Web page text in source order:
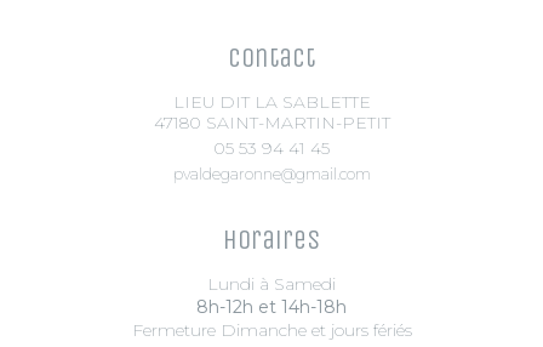
Contact
LIEU DIT LA SABLETTE
47180 SAINT-MARTIN-PETIT
05 53 94 41 45
pvaldegaronne@gmail.com
Horaires
Lundi à Samedi
8h-12h et 14h-18h
Fermeture Dimanche et jours fériés